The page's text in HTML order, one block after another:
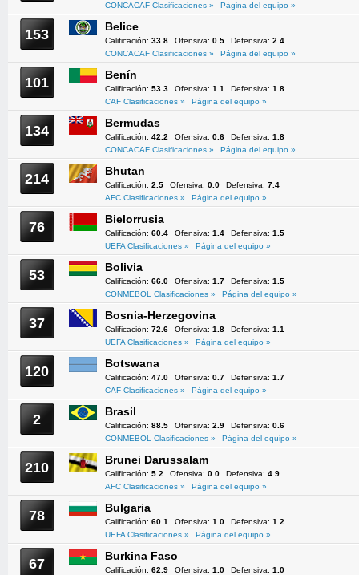
CONCACAF Clasificaciones »
Página del equipo »
153 Belice
Calificación: 33.8 Ofensiva: 0.5 Defensiva: 2.4
CONCACAF Clasificaciones »
Página del equipo »
101 Benín
Calificación: 53.3 Ofensiva: 1.1 Defensiva: 1.8
CAF Clasificaciones »
Página del equipo »
134 Bermudas
Calificación: 42.2 Ofensiva: 0.6 Defensiva: 1.8
CONCACAF Clasificaciones »
Página del equipo »
214 Bhutan
Calificación: 2.5 Ofensiva: 0.0 Defensiva: 7.4
AFC Clasificaciones »
Página del equipo »
76 Bielorrusia
Calificación: 60.4 Ofensiva: 1.4 Defensiva: 1.5
UEFA Clasificaciones »
Página del equipo »
53 Bolivia
Calificación: 66.0 Ofensiva: 1.7 Defensiva: 1.5
CONMEBOL Clasificaciones »
Página del equipo »
37 Bosnia-Herzegovina
Calificación: 72.6 Ofensiva: 1.8 Defensiva: 1.1
UEFA Clasificaciones »
Página del equipo »
120 Botswana
Calificación: 47.0 Ofensiva: 0.7 Defensiva: 1.7
CAF Clasificaciones »
Página del equipo »
2 Brasil
Calificación: 88.5 Ofensiva: 2.9 Defensiva: 0.6
CONMEBOL Clasificaciones »
Página del equipo »
210 Brunei Darussalam
Calificación: 5.2 Ofensiva: 0.0 Defensiva: 4.9
AFC Clasificaciones »
Página del equipo »
78 Bulgaria
Calificación: 60.1 Ofensiva: 1.0 Defensiva: 1.2
UEFA Clasificaciones »
Página del equipo »
67 Burkina Faso
Calificación: 62.9 Ofensiva: 1.0 Defensiva: 1.0